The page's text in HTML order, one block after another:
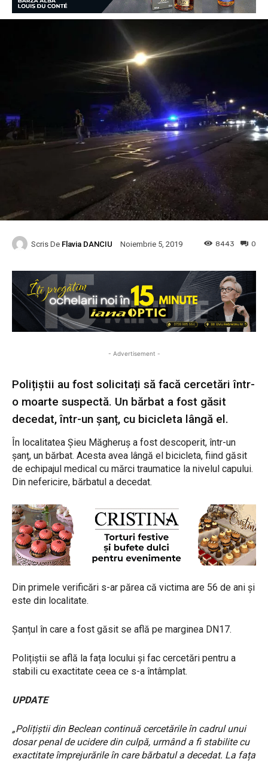
Scris De Flavia DANCIU Noiembrie 5, 2019 0
8443
- Advertisement -
Polițiștii au fost solicitați să facă cercetări într-
o moarte suspectă. Un bărbat a fost găsit
decedat, într-un șanț, cu bicicleta lângă el.
În localitatea Șieu Măgheruș a fost descoperit, într-un
șanț, un bărbat. Acesta avea lângă el bicicleta, fiind găsit
de echipajul medical cu mărci traumatice la nivelul capului.
Din nefericire, bărbatul a decedat.
Din primele verificări s-ar părea că victima are 56 de ani și
este din localitate.
Șanțul în care a fost găsit se află pe marginea DN17.
Polițiștii se află la fața locului și fac cercetări pentru a
stabili cu exactitate ceea ce s-a întâmplat.
UPDATE
„Polițiștii din Beclean continuă cercetările în cadrul unui
dosar penal de ucidere din culpă, urmând a fi stabilite cu
exactitate împrejurările în care bărbatul a decedat. La fața